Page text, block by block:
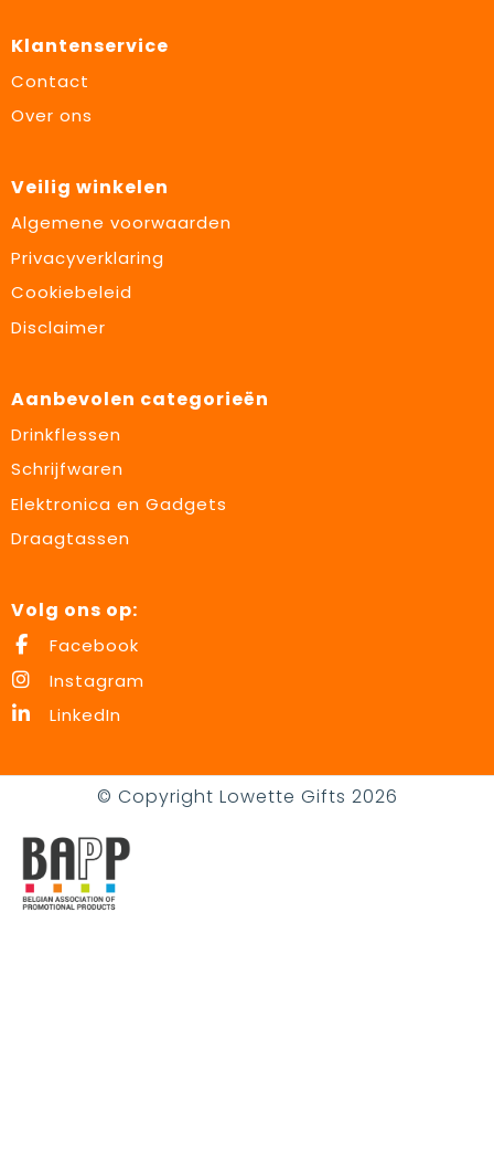
Klantenservice
Contact
Over ons
Veilig winkelen
Algemene voorwaarden
Privacyverklaring
Cookiebeleid
Disclaimer
Aanbevolen categorieën
Drinkflessen
Schrijfwaren
Elektronica en Gadgets
Draagtassen
Volg ons op:
Facebook
Instagram
LinkedIn
© Copyright Lowette Gifts 2026